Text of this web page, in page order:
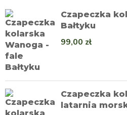
Czapeczka
Bałtyku
99,00 zł
Czapeczka
latarnia